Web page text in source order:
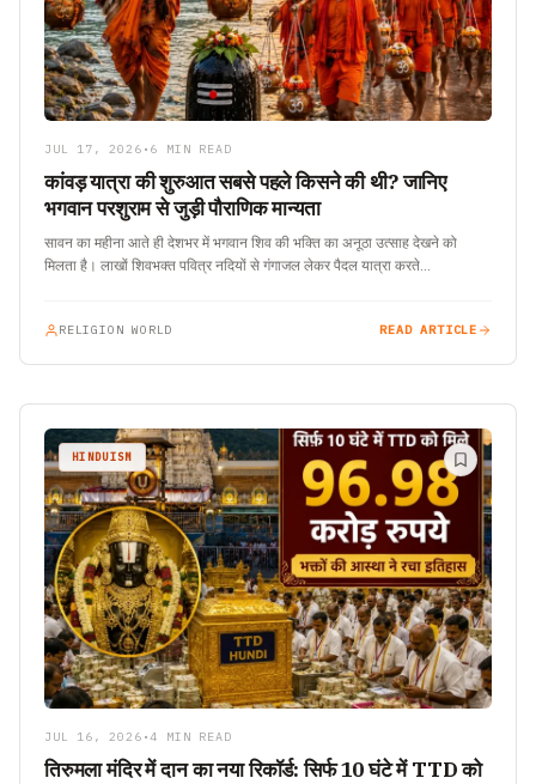
JUL 17, 2026 • 6 MIN READ
कांवड़ यात्रा की शुरुआत सबसे पहले किसने की थी? जानिए
भगवान परशुराम से जुड़ी पौराणिक मान्यता
सावन का महीना आते ही देशभर में भगवान शिव की भक्ति का अनूठा उत्साह देखने को
मिलता है। लाखों शिवभक्त पवित्र नदियों से गंगाजल लेकर पैदल यात्रा करते…
RELIGION WORLD READ ARTICLE
HINDUISM
JUL 16, 2026 •4 MIN READ
तिरुमला मंदिर में दान का नया रिकॉर्ड: सिर्फ 10 घंटे में TTD को